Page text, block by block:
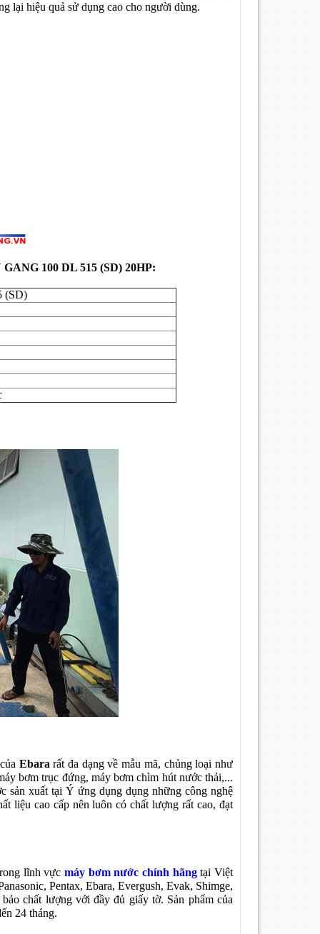
lại hiệu quả sử dụng cao cho người dùng.
100 DL 515 (SD) 20HP:
(SD)
Ebara rất đa dạng về mẫu mã, chủng loại như
bơm trục đứng, máy bơm chìm hút nước thải,...
sản xuất tại Ý ứng dụng dụng những công nghệ
liệu cao cấp nên luôn có chất lượng rất cao, đạt
lĩnh vựcmáy bơm nước chính hãng tại Việt
Pentax, Ebara, Evergush, Evak, Shimge,
chất lượng với đầy đủ giấy tờ. Sản phẩm của
24 tháng.